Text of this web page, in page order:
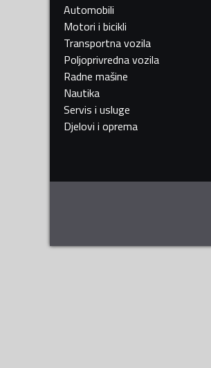
Automobili
Motori i bicikli
Transportna vozila
Poljoprivredna vozila
Radne mašine
Nautika
Servis i usluge
Djelovi i oprema